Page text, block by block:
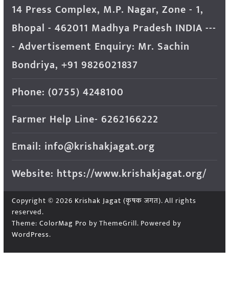
14 Press Complex, M.P. Nagar, Zone - 1,
Bhopal - 462011 Madhya Pradesh INDIA ---
- Advertisement Enquiry: Mr. Sachin
Bondriya, +91 9826021837
Phone: (0755) 4248100
Farmer Help Line- 6262166222
Email: info@krishakjagat.org
Website: https://www.krishakjagat.org/
Copyright © 2026 Krishak Jagat (कृषक जगत). All rights
reserved.
Theme: ColorMag Pro by ThemeGrill. Powered by
WordPress.